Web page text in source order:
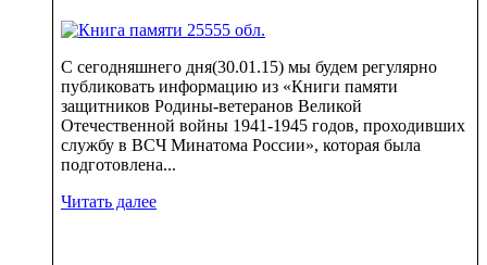
С сегодняшнего дня(30.01.15) мы будем регулярно
публиковать информацию из «Книги памяти
защитников Родины-ветеранов Великой
Отечественной войны 1941-1945 годов, проходивших
службу в ВСЧ Минатома России», которая была
подготовлена...
Читать далее